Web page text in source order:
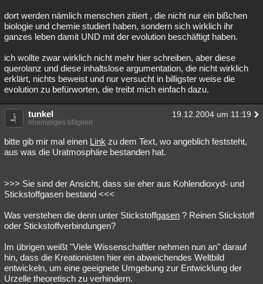
dort werden nämlich menschen zitiert , die nicht nur ein bißchen
biologie und chemie studiert haben, sondern sich wirklich ihr
ganzes leben damit UND mit der evolution beschäftigt haben.
ich wollte zwar wirklich nicht mehr hier schreiben, aber diese
querolanz und diese inhaltslose argumentation, die nicht wirklich
erklärt, nichts beweist und nur versucht in billigster weise die
evolution zu befürworten, die treibt mich einfach dazu.
tunkel 19.12.2004 um 11:19
ehemaliges Mitglied
bitte gib mir mal einen Link zu dem Text, wo angeblich feststeht,
aus was die Uratmosphäre bestanden hat.
>>> Sie sind der Ansicht, dass sie eher aus Kohlendioxyd- und
Stickstoffgasen bestand <<<
Was verstehen die denn unter Stickstoffgasen ? Reinen Stickstoff
oder Stickstoffverbindungen?
Im übrigen weißt "Viele Wissenschaftler nehmen nun an" darauf
hin, dass die Kreationisten hier ein abweichendes Weltbild
entwickeln, um eine geeignete Umgebung zur Entwicklung der
Urzelle theoretisch zu verhindern.